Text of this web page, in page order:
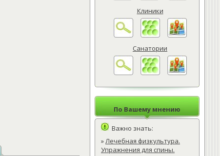
Клиники
Санатории
По Вашему мнению
Важно знать:
»Лечебная физкультура.
Упражнения для спины.